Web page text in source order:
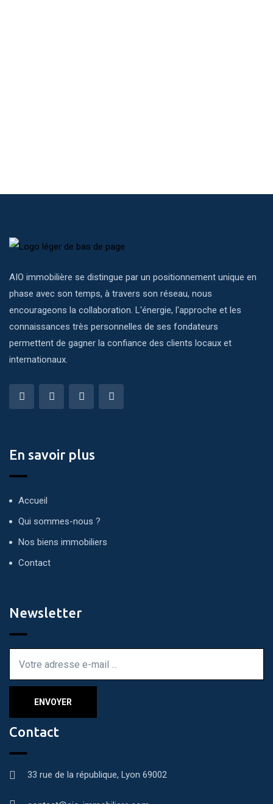
AIO immobilière se distingue par un positionnement unique en
phase avec son temps, à travers son réseau, nous
encourageons la collaboration. L'énergie, l'approche et les
connaissances très personnelles de ses fondateurs
permettent de gagner la confiance des clients locaux et
internationaux.
En savoir plus
Accueil
Qui sommes-nous ?
Nos biens immobiliers
Contact
Newsletter
Contact
33 rue de la république, Lyon 69002